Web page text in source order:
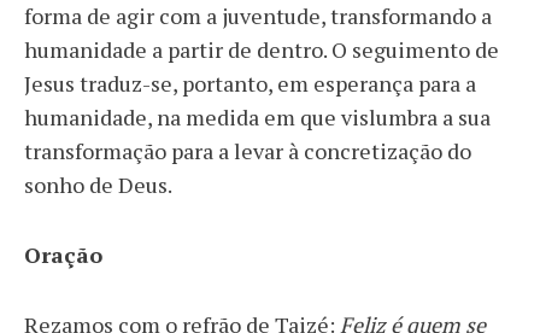
forma de agir com a juventude, transformando a
humanidade a partir de dentro. O seguimento de
Jesus traduz-se, portanto, em esperança para a
humanidade, na medida em que vislumbra a sua
transformação para a levar à concretização do
sonho de Deus.
Oração
Rezamos com o refrão de Taizé: Feliz é quem se